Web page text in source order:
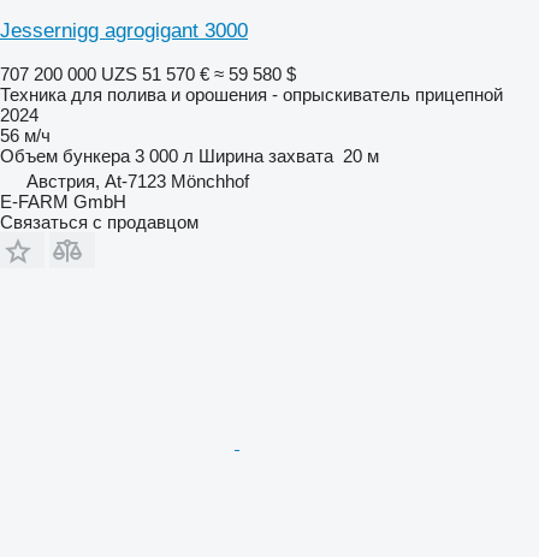
Jessernigg agrogigant 3000
707 200 000 UZS 51 570 € ≈ 59 580 $
Техника для полива и орошения - опрыскиватель прицепной
2024
56 м/ч
Объем бункера 3 000 л Ширина захвата 20 м
Австрия, At-7123 Mönchhof
E-FARM GmbH
Связаться с продавцом